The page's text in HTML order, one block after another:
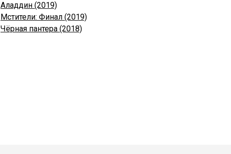
Аладдин (2019)
Мстители: Финал (2019)
Чёрная пантера (2018)